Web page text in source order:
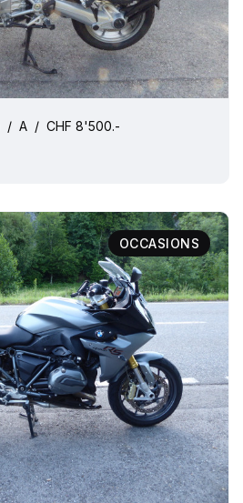
/ A / CHF 8'500.-
OCCASIONS